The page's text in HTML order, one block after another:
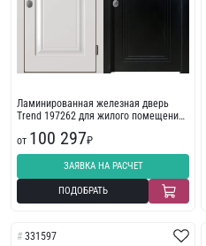
Ламинированная железная дверь
Trend 197262 для жилого помещения
от 100 297₽
ЗАЯВКА НА РАСЧЕТ
ПОДОБРАТЬ
331597